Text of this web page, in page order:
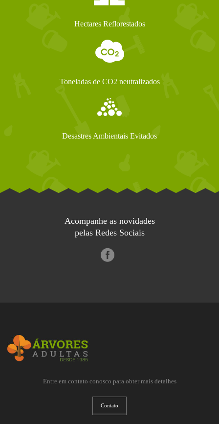
Hectares Reflorestados
Toneladas de CO2 neutralizados
Desastres Ambientais Evitados
Acompanhe as novidades
pelas Redes Sociais
Entre em contato conosco para obter mais detalhes
Contato